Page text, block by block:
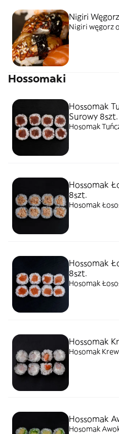
Nigiri
Nigiri węgorz
Hossomaki
Hossomak
Surowy 8szt.
Hosomak
Hossomak
8szt.
Hosomak
Hossomak
8szt.
Hosomak
Hossomak
Hosomak
Hossomak
Hosomak